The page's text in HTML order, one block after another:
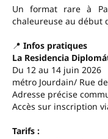
Un format rare à
chaleureuse au début
📍 Infos pratiques
La Residencia
Du 12 au 14 juin 2026
métro Jourdain/ Rue
Adresse précise
Accès sur inscription
Tarifs :